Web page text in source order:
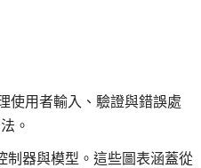
使用者輸入、驗證與錯誤處
。
制器與模型。這些圖表涵蓋從